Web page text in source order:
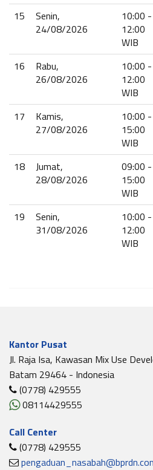
15
Senin,
24/08/2026
10:00 -
12:00
WIB
16
Rabu,
26/08/2026
10:00 -
12:00
WIB
17
Kamis,
27/08/2026
10:00 -
15:00
WIB
18
Jumat,
28/08/2026
09:00 -
15:00
WIB
19
Senin,
31/08/2026
10:00 -
12:00
WIB
Kantor Pusat
Jl. Raja Isa, Kawasan Mix Use
Batam 29464 - Indonesia
(0778) 429555
08114429555
Call Center
(0778) 429555